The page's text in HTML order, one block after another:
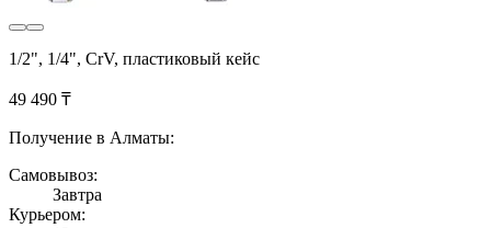
1/2", 1/4", CrV, пластиковый кейс
49 490 ₸
Получение в Алматы:
Самовывоз:
Завтра
Курьером: